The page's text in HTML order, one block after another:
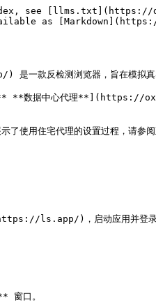
see [llms.txt](https://
as
检测浏览器，旨在模拟真实用
享** **数据中心代理
了使用住宅代理的设置过程，请参
ls.app/)，启动应用并登录
窗口。